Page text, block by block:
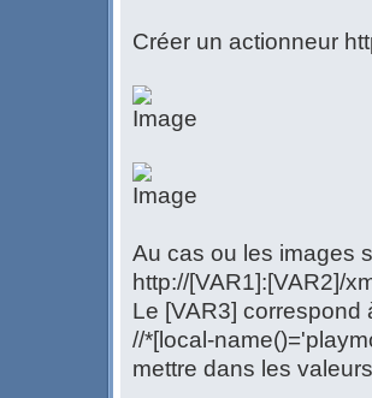
Créer un actionneur
Au cas ou les images
http://[VAR1]:[VAR2]/
Le [VAR3]
//*[local-
mettre dans les